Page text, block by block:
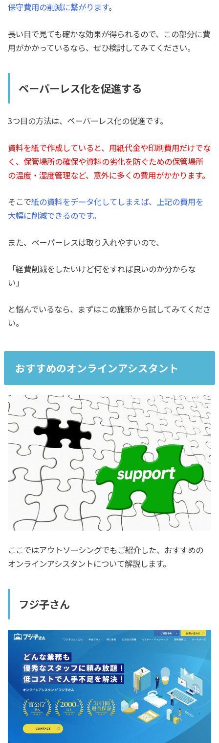
保守費用の削減に繋がります。
長い目で見ても確かな効果が得られるので、この部分に費
用がかかっているなら、ぜひ検討してみてください。
ペーパーレス化を促進する
3つ目の方法は、ペーパーレス化の促進です。
資料を紙で作成していると、用紙代金や印刷費用だけでな
く、保管場所の確保や資料の劣化を防ぐための保管場所
の温度・湿度管理など、意外に多くの費用がかかります。
そこで紙の資料をデータ化してしまえば、上記の費用を
大幅に削減できるのです。
また、ペーパーレスは取り入れやすいので、
「経費削減をしたいけど何をすれば良いのか分からな
い」
と悩んでいるなら、まずはこの施策から試してみてくださ
い。
おすすめのオンラインアシスタント
ここではアウトソーシングでもご紹介した、おすすめの
オンラインアシスタントについて解説します。
フジ子さん